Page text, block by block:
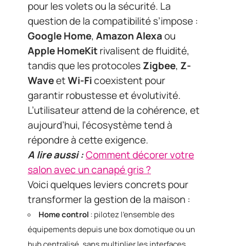
pour les volets ou la sécurité. La
question de la compatibilité s’impose :
Google Home, Amazon Alexaou
Apple HomeKitrivalisent de fluidité,
tandis que les protocolesZigbee, Z-
WaveetWi-Ficoexistent pour
garantir robustesse et évolutivité.
L’utilisateur attend de la cohérence, et
aujourd’hui, l’écosystème tend à
répondre à cette exigence.
A lire aussi :Comment décorer votre
salon avec un canapé gris ?
Voici quelques leviers concrets pour
transformer la gestion de la maison :
Home control : pilotez l’ensemble des
équipements depuis une box domotique ou un